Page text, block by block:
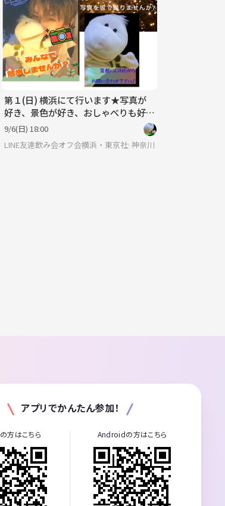
たい大人
第１(日) 横浜にて行います★写真が
好き、景色が好き、おしゃべりも好き
♪☆みんなでのんびり楽しもう！
9/6(日) 18:00
LINE友達飲み会オフ会横浜・東京社会人サークル
神奈川
アプリでかんたん参加！
方はこちら Androidの方はこちら